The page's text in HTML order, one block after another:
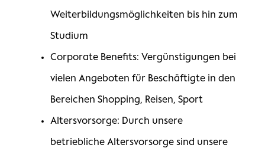
Weiterbildungsmöglichkeiten bis hin zum
Studium
Corporate Benefits: Vergünstigungen bei
vielen Angeboten für Beschäftigte in den
Bereichen Shopping, Reisen, Sport
Altersvorsorge: Durch unsere
betriebliche Altersvorsorge sind unsere